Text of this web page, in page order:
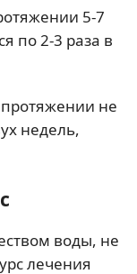
5-7
по 2-3 раза в
не
недель,
воды, не
лечения